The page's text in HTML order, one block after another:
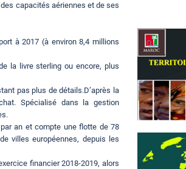
capacités aériennes et de ses
à 2017 (à environ 8,4 millions
la livre sterling ou encore, plus
pas plus de détails.D’après la
Spécialisé dans la gestion
an et compte une flotte de 78
villes européennes, depuis les
financier 2018-2019, alors